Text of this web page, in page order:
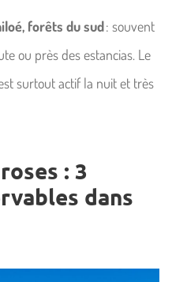
forêts du sud: souvent
ou près des estancias. Le
surtout actif la nuit et très
: 3
dans